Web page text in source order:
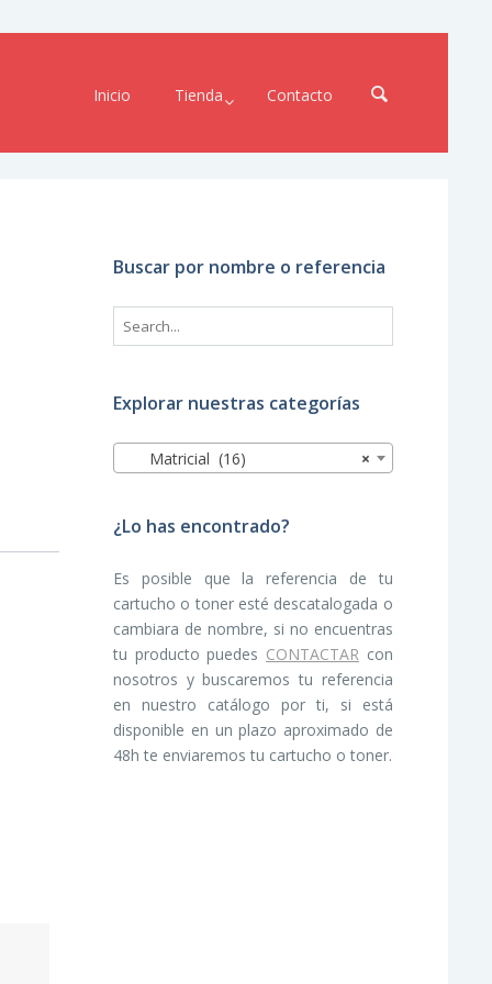
Inicio Tienda Contacto
Buscar por nombre o referencia
Explorar nuestras categorías
×
Matricial (16)
¿Lo has encontrado?
Es posible que la referencia de tu
cartucho o toner esté descatalogada o
cambiara de nombre, si no encuentras
tu producto puedes CONTACTAR con
nosotros y buscaremos tu referencia
en nuestro catálogo por ti, si está
disponible en un plazo aproximado de
48h te enviaremos tu cartucho o toner.